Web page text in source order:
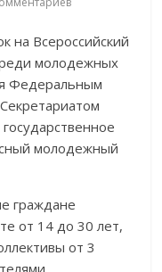
на Всероссийский
молодежных
Федеральным
молодежный
граждане
от 14 до 30 лет,
от 3